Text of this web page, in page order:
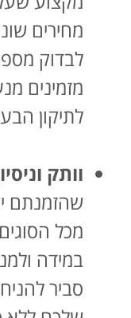
מחירים
לבדוק
מזמינים
לתיקון
וותק
שהזמנתם
מכל
במידה
סביר